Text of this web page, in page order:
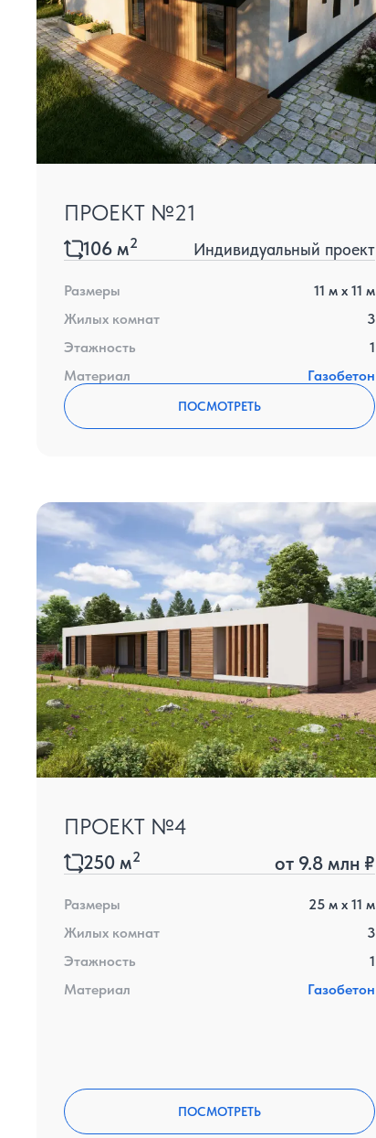
ПРОЕКТ №21
106 м2 Индивидуальный проект
Размеры 11 м x11 м
Жилых комнат
3
Этажность
1
Материал
Газобетон
ПОСМОТРЕТЬ
ПРОЕКТ №4
250 м2 от 9.8 млн ₽
Размеры 25 м x11 м
Жилых комнат
3
Этажность
1
Материал
Газобетон
ПОСМОТРЕТЬ